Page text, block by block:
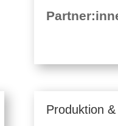
Produktion